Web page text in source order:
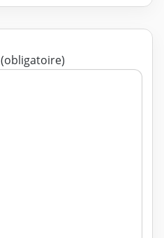
Texte de votre message (obligatoire)